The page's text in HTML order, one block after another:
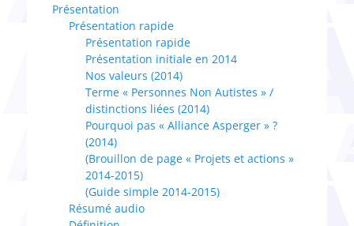
Présentation
Présentation rapide
Présentation rapide
Présentation initiale en 2014
Nos valeurs (2014)
Terme « Personnes Non Autistes » /
distinctions liées (2014)
Pourquoi pas « Alliance Asperger » ?
(2014)
(Brouillon de page « Projets et actions »
2014-2015)
(Guide simple 2014-2015)
Résumé audio